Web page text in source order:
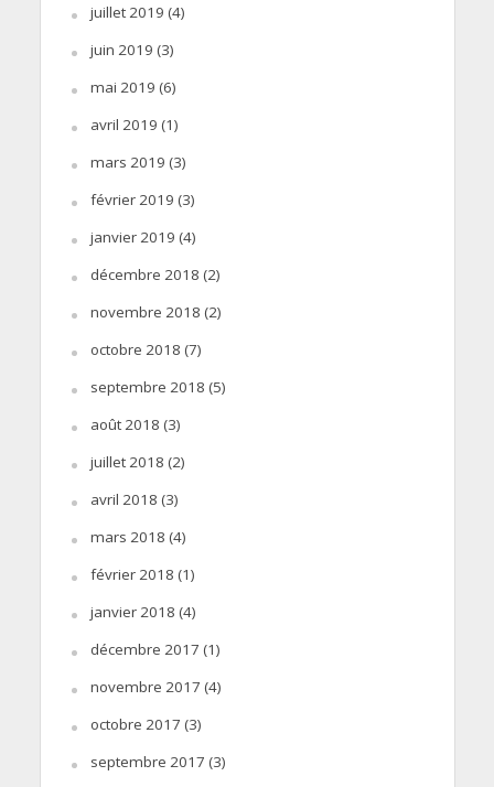
juillet 2019 (4)
juin 2019 (3)
mai 2019 (6)
avril 2019 (1)
mars 2019 (3)
février 2019 (3)
janvier 2019 (4)
décembre 2018 (2)
novembre 2018 (2)
octobre 2018 (7)
septembre 2018 (5)
août 2018 (3)
juillet 2018 (2)
avril 2018 (3)
mars 2018 (4)
février 2018 (1)
janvier 2018 (4)
décembre 2017 (1)
novembre 2017 (4)
octobre 2017 (3)
septembre 2017 (3)